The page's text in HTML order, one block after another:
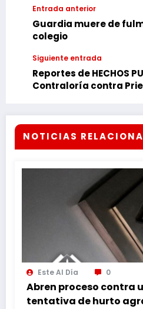
Entrada anterior
Guardia muere de
colegio
Siguiente entrada
Reportes de HECHOS
Contraloría contra
NOTICIAS
Este Al Día 0
Abren proceso contra
tentativa de hurto